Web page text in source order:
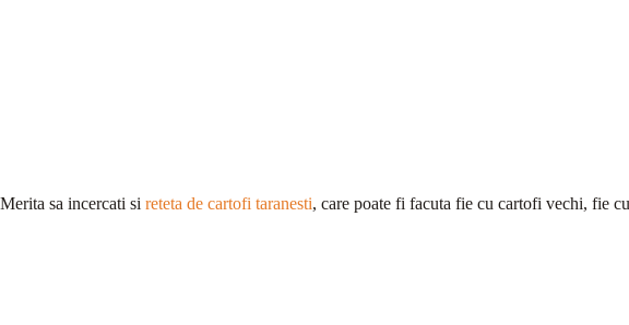
Merita sa incercati si reteta de cartofi taranesti, care poate fi facuta fie cu cartofi vechi, fie